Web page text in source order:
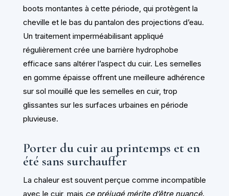
boots montantes à cette période, qui protègent la
cheville et le bas du pantalon des projections d’eau.
Un traitement imperméabilisant appliqué
régulièrement crée une barrière hydrophobe
efficace sans altérer l’aspect du cuir. Les semelles
en gomme épaisse offrent une meilleure adhérence
sur sol mouillé que les semelles en cuir, trop
glissantes sur les surfaces urbaines en période
pluvieuse.
Porter du cuir au printemps et en
été sans surchauffer
La chaleur est souvent perçue comme incompatible
avec le cuir, mais ce préjugé mérite d’être nuancé.